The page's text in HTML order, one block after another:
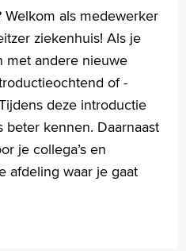
Welkom als medewerker
ziekenhuis! Als je
met andere nieuwe
of -
deze introductie
kennen. Daarnaast
je collega’s en
afdeling waar je gaat